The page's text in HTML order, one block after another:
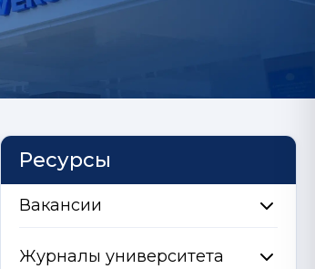
Ресурсы
Вакансии
Журналы университета